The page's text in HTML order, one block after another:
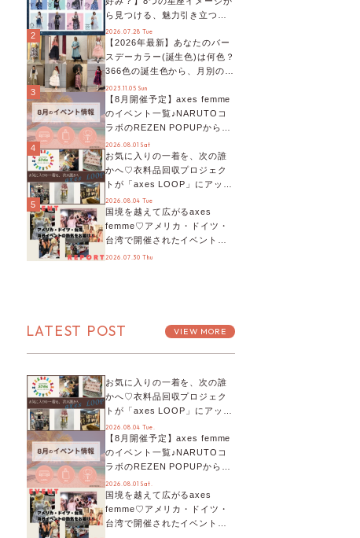
ら見つける、魅力引き立つス
タイリング♡
2026.07.28 Tue
2
【2026年最新】あなたのバー
スデーカラー(誕生色)は何色？
366色の誕生色から、月別の誕
生色、バースデーカラーコー
デまでご紹介♡
2023.11.05 Sun
3
【8月開催予定】axes femme
のイベント一覧♪NARUTOコ
ラボのREZEN POPUPから、
プチYour Stage.、ティーパー
ティまで！8月の特別なイベン
トをチェック◎
2026.08.01 Sat
4
お気に入りの一着を、次の誰
かへ♡衣料品回収プロジェク
トが「axes LOOP」にアップ
デート！活用するとポイント
が手に入る◎
2026.08.04 Tue
5
国境を越えて広がるaxes
femme♡アメリカ・ドイツ・
台湾で開催されたイベントを
お届け！美沙子さんからのコ
2026.07.30 Thu
LATEST POST VIEW MORE
お気に入りの一着を、次の誰
かへ♡衣料品回収プロジェク
トが「axes LOOP」にアップ
デート！活用するとポイント
が手に入る◎
2026.08.04 Tue.
【8月開催予定】axes femme
のイベント一覧♪NARUTOコ
ラボのREZEN POPUPから、
プチYour Stage.、ティーパー
ティまで！8月の特別なイベン
トをチェック◎
2026.08.01 Sat.
国境を越えて広がるaxes
femme♡アメリカ・ドイツ・
台湾で開催されたイベントを